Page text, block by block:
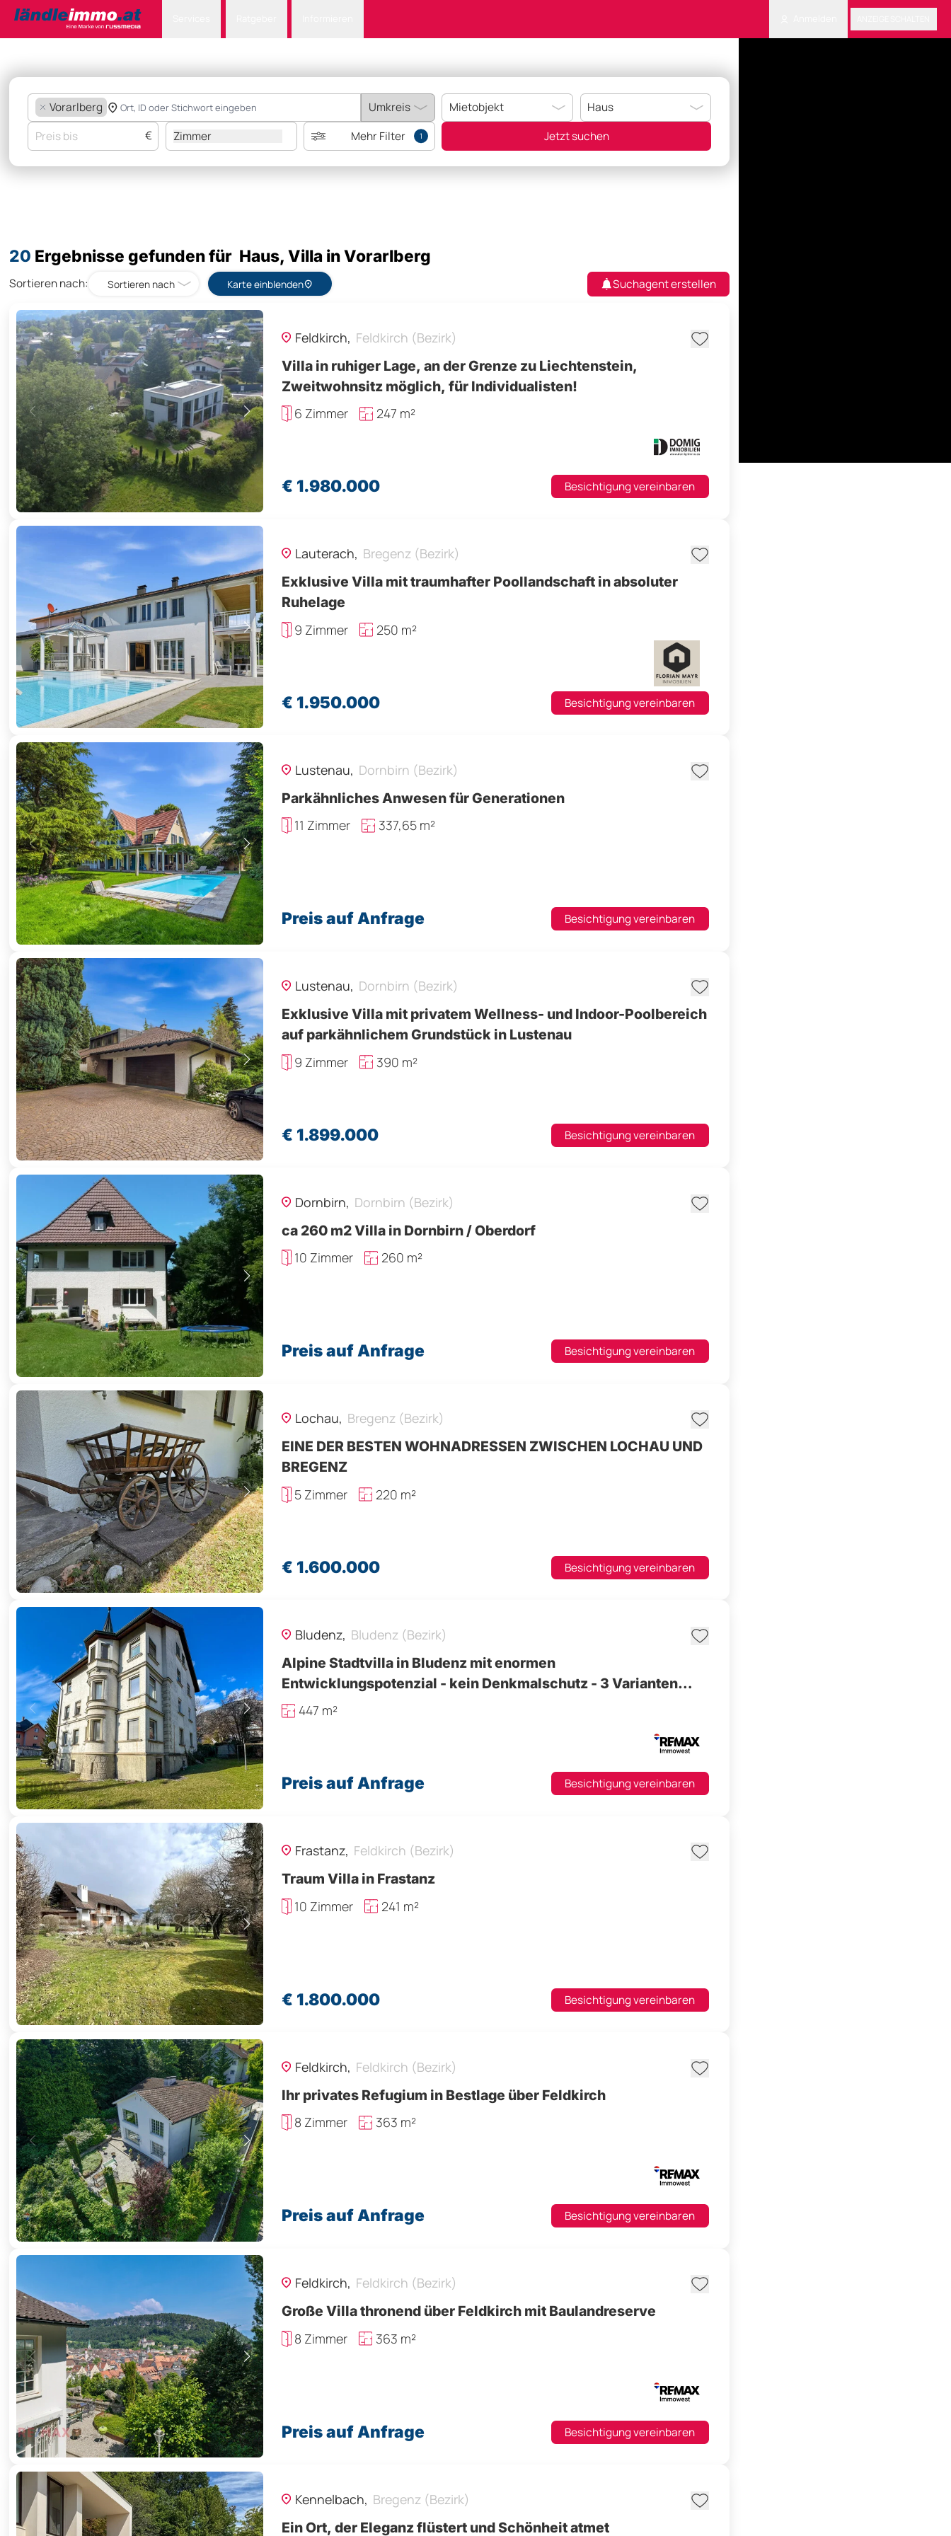
Vorarlberg
€
Zimmer Mehr Filter 1 Jetzt suchen
20 Ergebnisse gefunden für Haus, Villa in Vorarlberg
Sortieren nach: Sortieren nach Karte einblenden Suchagent erstellen
Feldkirch, Feldkirch (Bezirk)
Villa in ruhiger Lage, an der Grenze zu Liechtenstein,
Zweitwohnsitz möglich, für Individualisten!
6 Zimmer
247 m²
€ 1.980.000 Besichtigung vereinbaren
Lauterach, Bregenz (Bezirk)
Exklusive Villa mit traumhafter Poollandschaft in absoluter
Ruhelage
9 Zimmer
250 m²
€ 1.950.000 Besichtigung vereinbaren
Lustenau, Dornbirn (Bezirk)
Parkähnliches Anwesen für Generationen
11 Zimmer
337,65 m²
Preis auf Anfrage Besichtigung vereinbaren
Lustenau, Dornbirn (Bezirk)
Exklusive Villa mit privatem Wellness- und Indoor-Poolbereich
auf parkähnlichem Grundstück in Lustenau
9 Zimmer
390 m²
€ 1.899.000 Besichtigung vereinbaren
Dornbirn, Dornbirn (Bezirk)
ca 260 m2 Villa in Dornbirn / Oberdorf
10 Zimmer
260 m²
Preis auf Anfrage Besichtigung vereinbaren
Lochau, Bregenz (Bezirk)
EINE DER BESTEN WOHNADRESSEN ZWISCHEN LOCHAU UND
BREGENZ
5 Zimmer
220 m²
€ 1.600.000 Besichtigung vereinbaren
Bludenz, Bludenz (Bezirk)
Alpine Stadtvilla in Bludenz mit enormen
Entwicklungspotenzial - kein Denkmalschutz - 3 Varianten
möglich
447 m²
Preis auf Anfrage Besichtigung vereinbaren
Frastanz, Feldkirch (Bezirk)
Traum Villa in Frastanz
10 Zimmer
241 m²
€ 1.800.000 Besichtigung vereinbaren
Feldkirch, Feldkirch (Bezirk)
Ihr privates Refugium in Bestlage über Feldkirch
8 Zimmer
363 m²
Preis auf Anfrage Besichtigung vereinbaren
Feldkirch, Feldkirch (Bezirk)
Große Villa thronend über Feldkirch mit Baulandreserve
8 Zimmer
363 m²
Preis auf Anfrage Besichtigung vereinbaren
Kennelbach, Bregenz (Bezirk)
Ein Ort, der Eleganz flüstert und Schönheit atmet